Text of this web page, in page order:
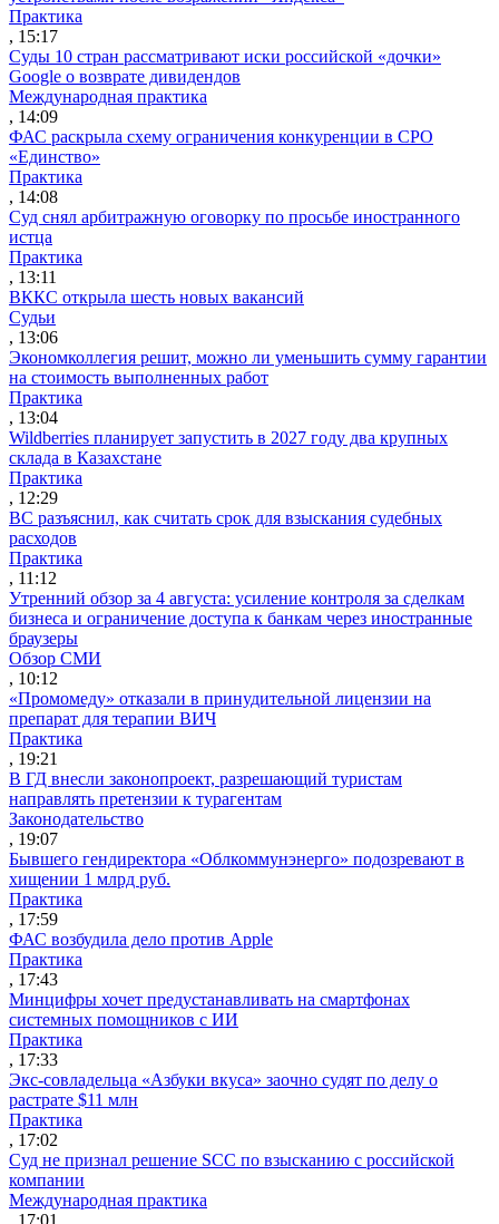
Практика
, 15:17
Суды 10 стран рассматривают иски российской «дочки»
Google о возврате дивидендов
Международная практика
, 14:09
ФАС раскрыла схему ограничения конкуренции в СРО
«Единство»
Практика
, 14:08
Суд снял арбитражную оговорку по просьбе иностранного
истца
Практика
, 13:11
ВККС открыла шесть новых вакансий
Судьи
, 13:06
Экономколлегия решит, можно ли уменьшить сумму гарантии
на стоимость выполненных работ
Практика
, 13:04
Wildberries планирует запустить в 2027 году два крупных
склада в Казахстане
Практика
, 12:29
ВС разъяснил, как считать срок для взыскания судебных
расходов
Практика
, 11:12
Утренний обзор за 4 августа: усиление контроля за сделкам
бизнеса и ограничение доступа к банкам через иностранные
браузеры
Обзор СМИ
, 10:12
«Промомеду» отказали в принудительной лицензии на
препарат для терапии ВИЧ
Практика
, 19:21
В ГД внесли законопроект, разрешающий туристам
направлять претензии к турагентам
Законодательство
, 19:07
Бывшего гендиректора «Облкоммунэнерго» подозревают в
хищении 1 млрд руб.
Практика
, 17:59
ФАС возбудила дело против Apple
Практика
, 17:43
Минцифры хочет предустанавливать на смартфонах
системных помощников с ИИ
Практика
, 17:33
Экс-совладельца «Азбуки вкуса» заочно судят по делу о
растрате $11 млн
Практика
, 17:02
Суд не признал решение SCC по взысканию с российской
компании
Международная практика
, 17:01